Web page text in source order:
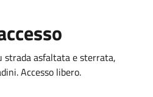
strada asfaltata e sterrata,
Accesso libero.